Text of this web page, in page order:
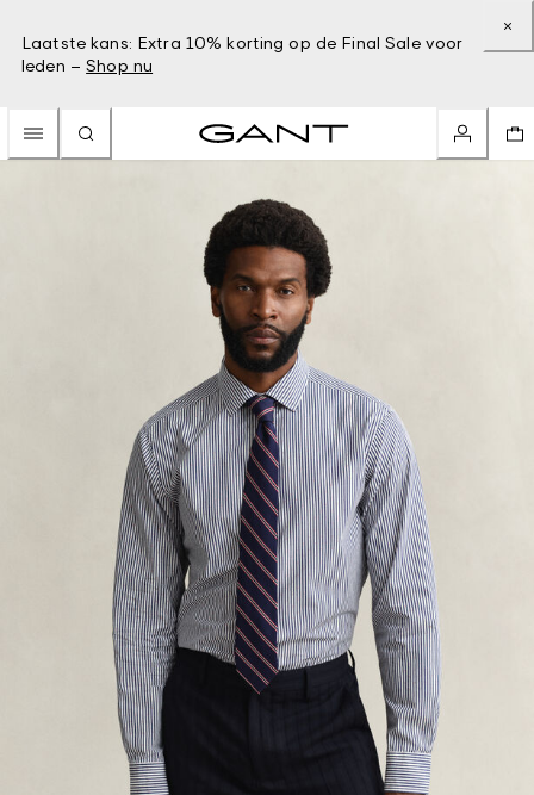
Laatste kans: Extra 10% korting op de Final Sale voor
leden – Shop nu